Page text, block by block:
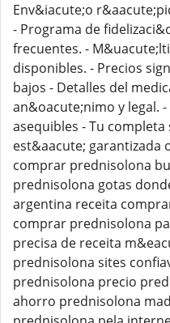
Env&iacute;o
- Programa de
frecuentes. -
disponibles. - Precios
bajos - Detalles del
an&oacute;nimo y legal.
asequibles - Tu
est&aacute; garantizada
comprar prednisolona
prednisolona gotas
argentina receita
comprar prednisolona
precisa de receita
prednisolona sites
prednisolona precio
ahorro prednisolona